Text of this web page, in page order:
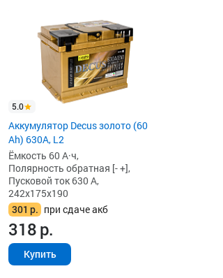
5.0
Аккумулятор Decus золото (60
Ah) 630A, L2
Ёмкость 60 А·ч,
Полярность обратная [- +],
Пусковой ток 630 А,
242x175x190
301 р. при сдаче акб
318р.
Купить